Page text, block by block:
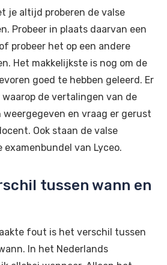
je altijd proberen de valse
Probeer in plaats daarvan een
probeer het op een andere
Het makkelijkste is nog om de
goed te hebben geleerd. Er
de vertalingen van de
en vraag er gerust
Ook staan de valse
van Lyceo.
tussen wann en
fout is het verschil tussen
In het Nederlands